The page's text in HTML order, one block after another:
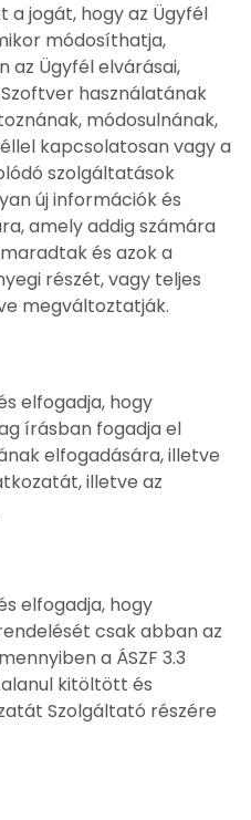
jogát, hogy az Ügyfél
módosíthatja,
az Ügyfél elvárásai,
használatának
módosulnának,
kapcsolatosan vagy a
szolgáltatások
új információk és
amely addig számára
és azok a
részét, vagy teljes
megváltoztatják.
elfogadja, hogy
írásban fogadja el
elfogadására, illetve
illetve az
elfogadja, hogy
csak abban az
a ÁSZF 3.3
kitöltött és
Szolgáltató részére